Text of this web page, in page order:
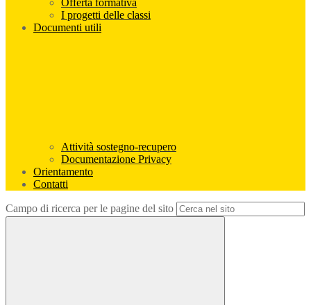
Offerta formativa
I progetti delle classi
Documenti utili
Attività sostegno-recupero
Documentazione Privacy
Orientamento
Contatti
Campo di ricerca per le pagine del sito